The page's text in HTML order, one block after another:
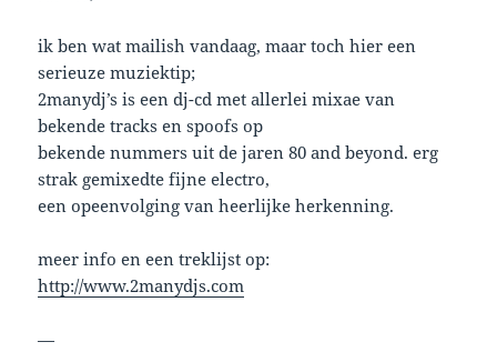
ik ben wat mailish vandaag, maar toch hier een
serieuze muziektip;
2manydj’s is een dj-cd met allerlei mixae van
bekende tracks en spoofs op
bekende nummers uit de jaren 80 and beyond. erg
strak gemixedte fijne electro,
een opeenvolging van heerlijke herkenning.
meer info en een treklijst op:
http://www.2manydjs.com
—